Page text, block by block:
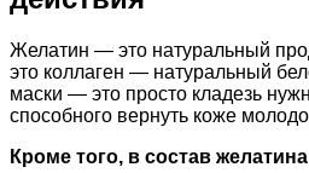
Желатин — это натуральный
это коллаген — натуральный
маски — это просто кладезь
способного вернуть коже
Кроме того, в состав